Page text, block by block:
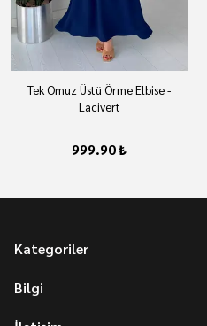
Tek Omuz Üstü Örme Elbise -
Lacivert
999.90 ₺
Kategoriler
Bilgi